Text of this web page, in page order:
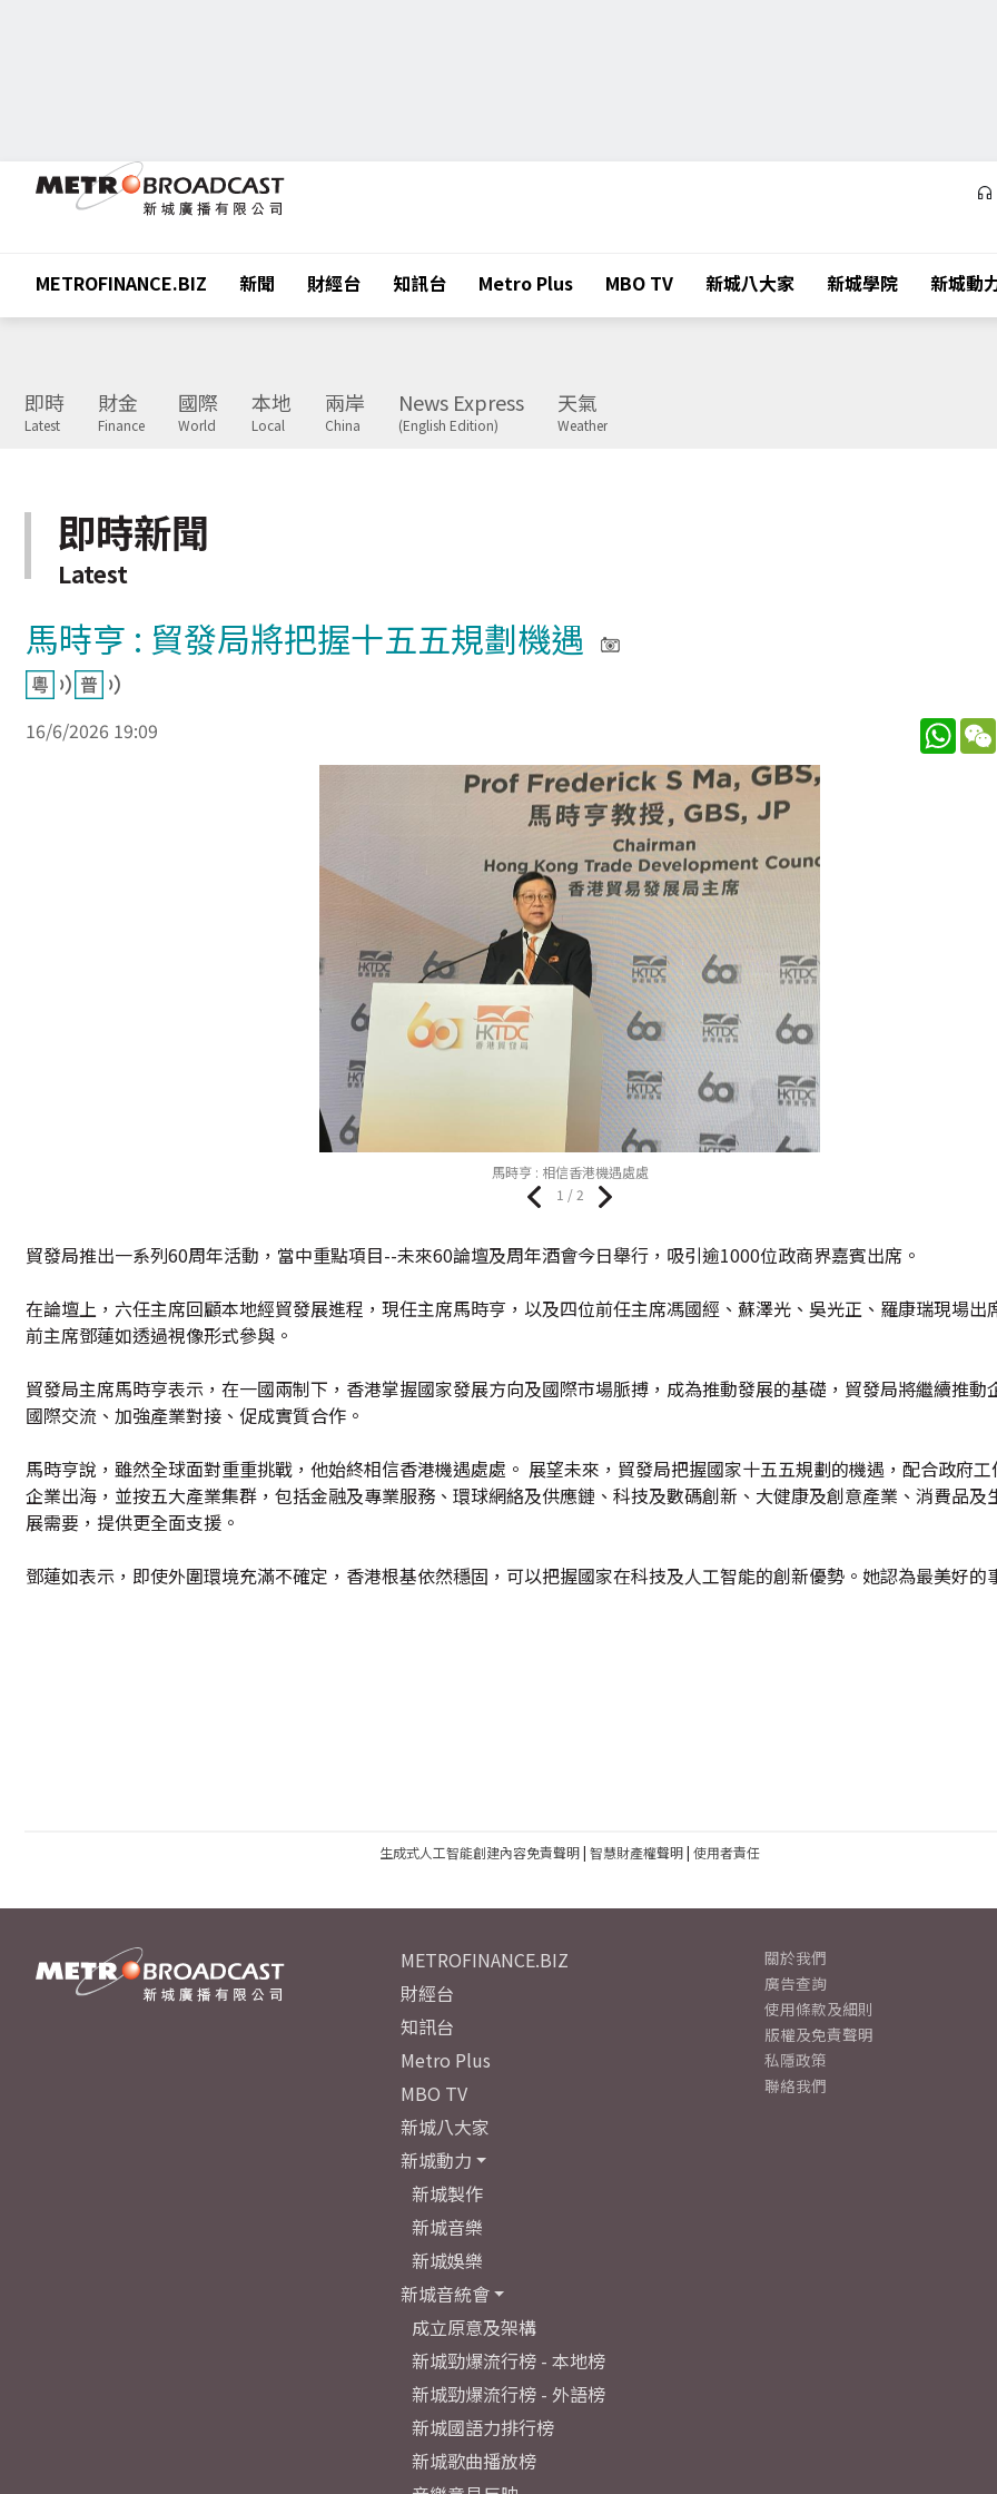
METROFINANCE.BIZ 新聞 財經台 知訊台 Metro Plus MBO TV 新城八大家 新城學院 新城動
即時
Latest
財金
Finance
國際
World
本地
Local
兩岸
China
News Express
(English Edition)
天氣
Weather
即時新聞
Latest
馬時亨 : 貿發局將把握十五五規劃機遇
16/6/2026 19:09
馬時亨 : 相信香港機遇處處
1 / 2
貿發局推出一系列60周年活動，當中重點項目--未來60論壇及周年酒會今日舉行，吸引逾1000位政商界嘉賓出席。
在論壇上，六任主席回顧本地經貿發展進程，現任主席馬時亨，以及四位前任主席馮國經、蘇澤光、吳光正、羅康瑞現場出
前主席鄧蓮如透過視像形式參與。
貿發局主席馬時亨表示，在一國兩制下，香港掌握國家發展方向及國際市場脈搏，成為推動發展的基礎，貿發局將繼續推動
國際交流、加強產業對接、促成實質合作。
馬時亨說，雖然全球面對重重挑戰，他始終相信香港機遇處處。 展望未來，貿發局把握國家十五五規劃的機遇，配合政府
企業出海，並按五大產業集群，包括金融及專業服務、環球網絡及供應鏈、科技及數碼創新、大健康及創意產業、消費品及
展需要，提供更全面支援。
鄧蓮如表示，即使外圍環境充滿不確定，香港根基依然穩固，可以把握國家在科技及人工智能的創新優勢。她認為最美好的
生成式人工智能創建內容免責聲明| 智慧財產權聲明| 使用者責任
METROFINANCE.BIZ
財經台
知訊台
Metro Plus
MBO TV
新城八大家
新城動力
新城製作
新城音樂
新城娛樂
新城音統會
成立原意及架構
新城勁爆流行榜 - 本地榜
新城勁爆流行榜 - 外語榜
新城國語力排行榜
新城歌曲播放榜
關於我們
廣告查詢
使用條款及細則
版權及免責聲明
私隱政策
聯絡我們